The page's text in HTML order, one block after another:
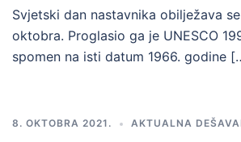
Svjetski dan nastavnika obilježava
oktobra. Proglasio ga je UNESCO
spomen na isti datum 1966. godine
8. OKTOBRA 2021. AKTUALNA